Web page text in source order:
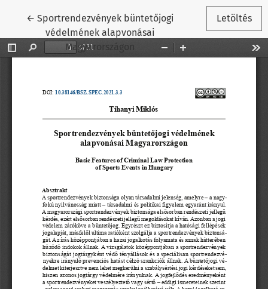
← Vissza a cikk részleteihez
Sportrendezvények büntetőjogi
védelmének alapvonásai
Magyarországon
Letöltés